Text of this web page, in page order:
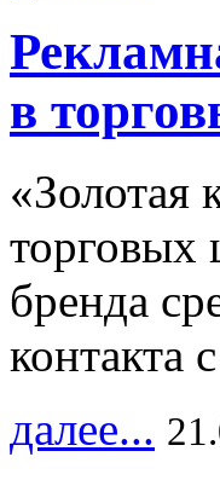
в
«Золотая
торговых
бренда
контакта
далее...